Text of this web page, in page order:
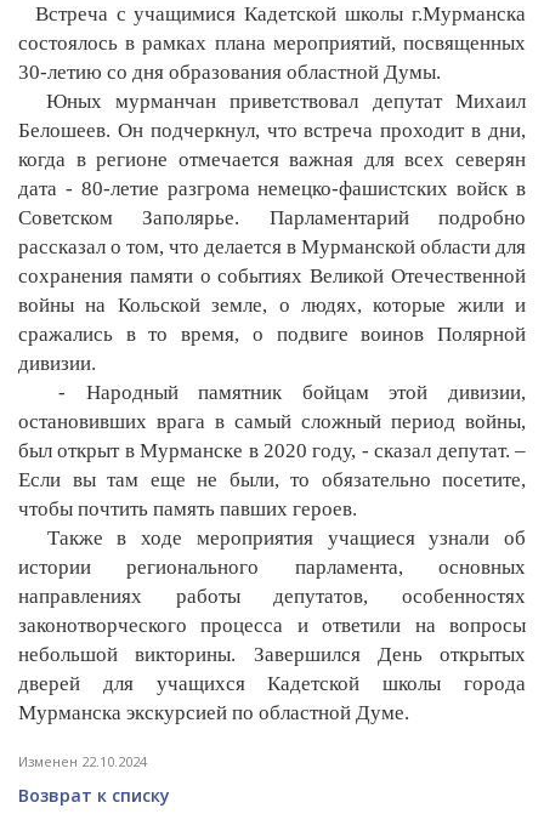
Встреча с учащимися Кадетской школы г.Мурманска
состоялось в рамках плана мероприятий, посвященных
30-летию со дня образования областной Думы.
Юных мурманчан приветствовал депутат Михаил
Белошеев. Он подчеркнул, что встреча проходит в дни,
когда в регионе отмечается важная для всех северян
дата - 80-летие разгрома немецко-фашистских войск в
Советском Заполярье. Парламентарий подробно
рассказал о том, что делается в Мурманской области для
сохранения памяти о событиях Великой Отечественной
войны на Кольской земле, о людях, которые жили и
сражались в то время, о подвиге воинов Полярной
дивизии.
- Народный памятник бойцам этой дивизии,
остановивших врага в самый сложный период войны,
был открыт в Мурманске в 2020 году, - сказал депутат. –
Если вы там еще не были, то обязательно посетите,
чтобы почтить память павших героев.
Также в ходе мероприятия учащиеся узнали об
истории регионального парламента, основных
направлениях работы депутатов, особенностях
законотворческого процесса и ответили на вопросы
небольшой викторины. Завершился День открытых
дверей для учащихся Кадетской школы города
Мурманска экскурсией по областной Думе.
Изменен 22.10.2024
Возврат к списку